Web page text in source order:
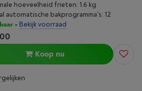
hoeveelheid frieten: 1.6 kg
automatische bakprogramma's: 12
- Bekijk voorraad
Koop nu